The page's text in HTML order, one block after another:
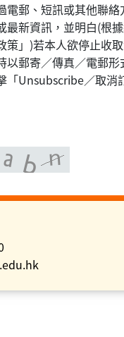
電郵、短訊或其他聯絡
最新資訊，並明白(根
策」)若本人欲停止收
以郵寄／傳真／電郵形
「Unsubscribe／取消